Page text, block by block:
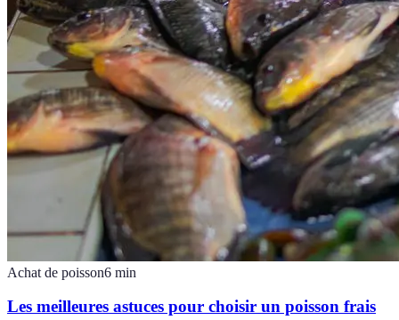
Achat de poisson6 min
Les meilleures astuces pour choisir un poisson frais